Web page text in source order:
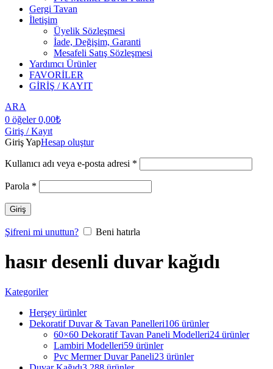
Gergi Tavan
İletişim
Üyelik Sözleşmesi
İade, Değişim, Garanti
Mesafeli Satış Sözleşmesi
Yardımcı Ürünler
FAVORİLER
GİRİŞ / KAYIT
ARA
0 öğeler 0,00₺
Giriş / Kayıt
Giriş YapHesap oluştur
Kullanıcı adı veya e-posta adresi *
Parola *
Giriş
Şifreni mi unuttun? Beni hatırla
hasır desenli duvar kağıdı
Kategoriler
Herşey ürünler
Dekoratif Duvar & Tavan Panelleri106 ürünler
60×60 Dekoratif Tavan Paneli Modelleri24 ürünler
Lambiri Modelleri59 ürünler
Pvc Mermer Duvar Paneli23 ürünler